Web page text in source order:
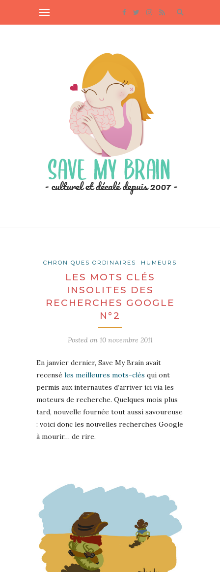
CHRONIQUES ORDINAIRES HUMEURS
LES MOTS CLÉS
INSOLITES DES
RECHERCHES GOOGLE
N°2
Posted on 10 novembre 2011
En janvier dernier, Save My Brain avait
recensé les meilleures mots-clés qui ont
permis aux internautes d’arriver ici via les
moteurs de recherche. Quelques mois plus
tard, nouvelle fournée tout aussi savoureuse
: voici donc les nouvelles recherches Google
à mourir… de rire.